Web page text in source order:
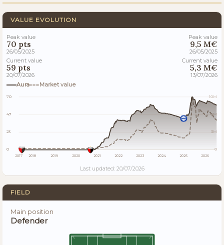
VALUE EVOLUTION
Peak value
70 pts
26/05/2025
Current value
59 pts
20/07/2026
Peak value
9,5 M€
26/05/2025
Current value
5,3 M€
13/07/2026
Aura
Market value
70
47
23
0
10M
6M
3M
0
2017 2018 2019 2020 2021 2022 2023 2024 2025 2026
Last updated: 20/07/2026
FIELD
Main position
Defender